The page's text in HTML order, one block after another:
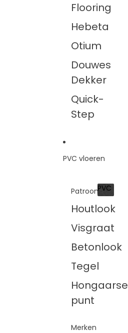
Flooring
Hebeta
Otium
Douwes
Dekker
Quick-
Step
PVC vloeren
Patroon
Houtlook
Visgraat
Betonlook
Tegel
Hongaarse
punt
Merken
PVC
PVC